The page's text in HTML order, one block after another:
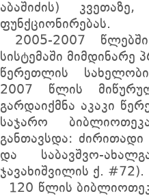
აბაშიძის)
ფუნქციონირებას.
2005-2007
სისტემაში მიმდინარე
წერეთლის
2007 წლის
გარდაიქმნა აკაკი
საჯარო
განთავსდა:
და საბავშვო-
ჯავახიშვილის ქ.
120 წლის